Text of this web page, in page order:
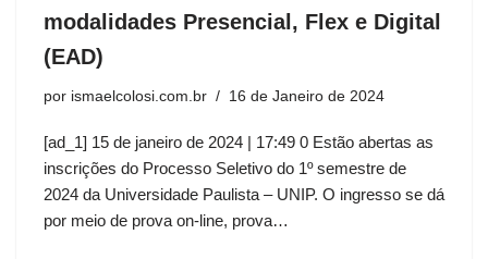
modalidades Presencial, Flex e Digital
(EAD)
por ismaelcolosi.com.br 16 de Janeiro de 2024
[ad_1] 15 de janeiro de 2024 | 17:49 0 Estão abertas as
inscrições do Processo Seletivo do 1º semestre de
2024 da Universidade Paulista – UNIP. O ingresso se dá
por meio de prova on-line, prova…